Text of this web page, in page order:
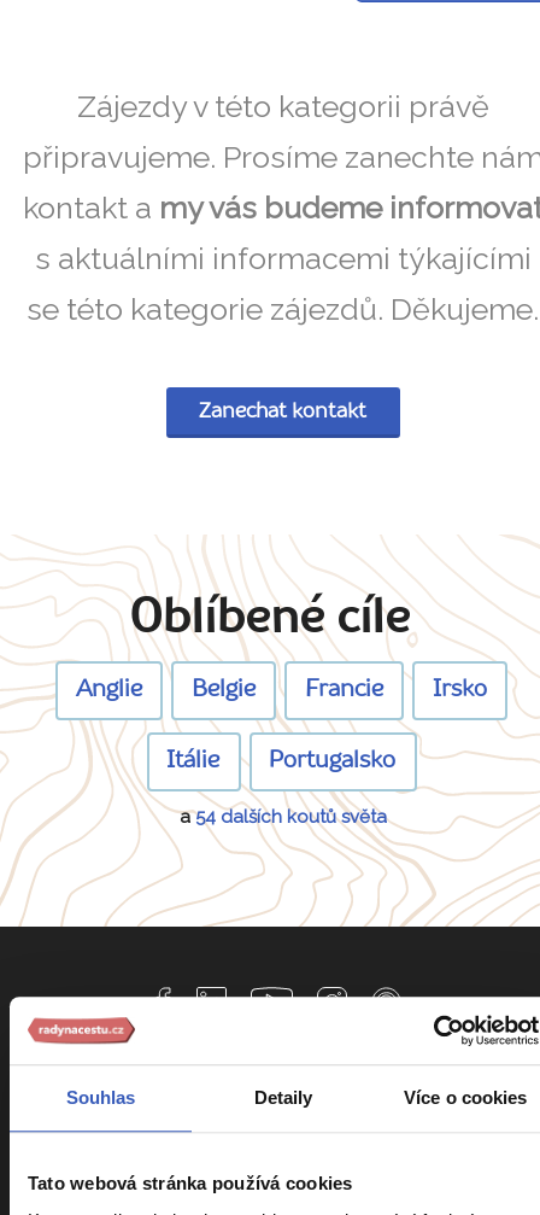
Souhlas Detaily Více o cookies
Tato webová stránka používá cookies
Zájezdy v této kategorii právě
připravujeme. Prosíme zanechte
kontakt a my vás budeme
s aktuálními informacemi týkajícími
se této kategorie zájezdů. Děkujeme.
Zanechat kontakt
Oblíbené cíle
Anglie Belgie Francie Irsko
Itálie Portugalsko
a54 dalších koutů světa
Informace k zájezdům